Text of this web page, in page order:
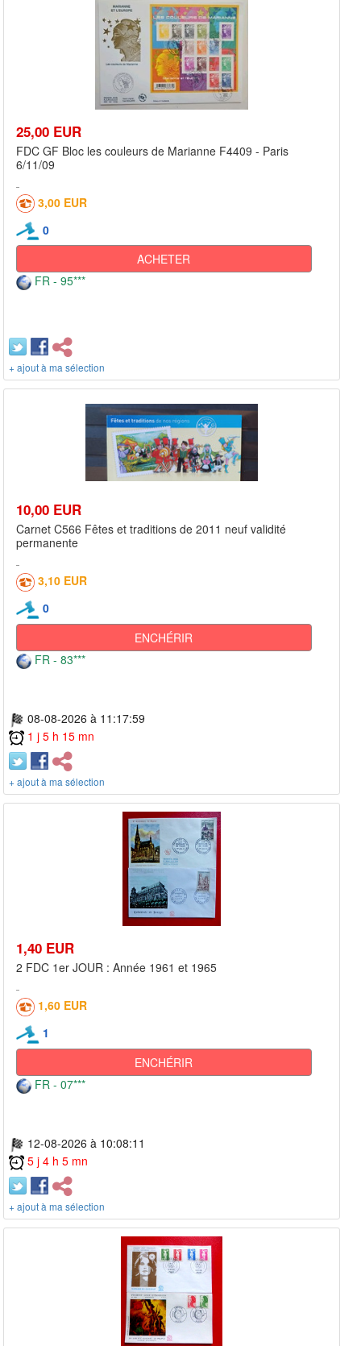
25,00 EUR
FDC GF Bloc les couleurs de Marianne F4409 - Paris
6/11/09
3,00 EUR
0
ACHETER
FR - 95***
+ ajout à ma sélection
10,00 EUR
Carnet C566 Fêtes et traditions de 2011 neuf validité
permanente
3,10 EUR
0
ENCHÉRIR
FR - 83***
08-08-2026 à 11:17:59
1 j 5 h 15 mn
+ ajout à ma sélection
1,40 EUR
2 FDC 1er JOUR : Année 1961 et 1965
1,60 EUR
1
ENCHÉRIR
FR - 07***
12-08-2026 à 10:08:11
5 j 4 h 5 mn
+ ajout à ma sélection